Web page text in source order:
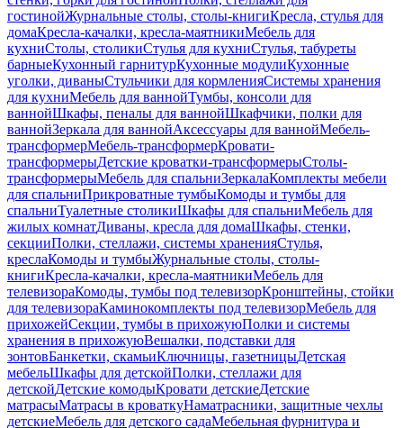
гостинойЖурнальные столы, столы-книгиКресла, стулья для
домаКресла-качалки, кресла-маятникиМебель для
кухниСтолы, столикиСтулья для кухниСтулья, табуреты
барныеКухонный гарнитурКухонные модулиКухонные
уголки, диваныСтульчики для кормленияСистемы хранения
для кухниМебель для ваннойТумбы, консоли для
ваннойШкафы, пеналы для ваннойШкафчики, полки для
ваннойЗеркала для ваннойАксессуары для ваннойМебель-
трансформерМебель-трансформерКровати-
трансформерыДетские кроватки-трансформерыСтолы-
трансформерыМебель для спальниЗеркалаКомплекты мебели
для спальниПрикроватные тумбыКомоды и тумбы для
спальниТуалетные столикиШкафы для спальниМебель для
жилых комнатДиваны, кресла для домаШкафы, стенки,
секцииПолки, стеллажи, системы храненияСтулья,
креслаКомоды и тумбыЖурнальные столы, столы-
книгиКресла-качалки, кресла-маятникиМебель для
телевизораКомоды, тумбы под телевизорКронштейны, стойки
для телевизораКаминокомплекты под телевизорМебель для
прихожейСекции, тумбы в прихожуюПолки и системы
хранения в прихожуюВешалки, подставки для
зонтовБанкетки, скамьиКлючницы, газетницыДетская
мебельШкафы для детскойПолки, стеллажи для
детскойДетские комодыКровати детскиеДетские
матрасыМатрасы в кроваткуНаматрасники, защитные чехлы
детскиеМебель для детского садаМебельная фурнитура и